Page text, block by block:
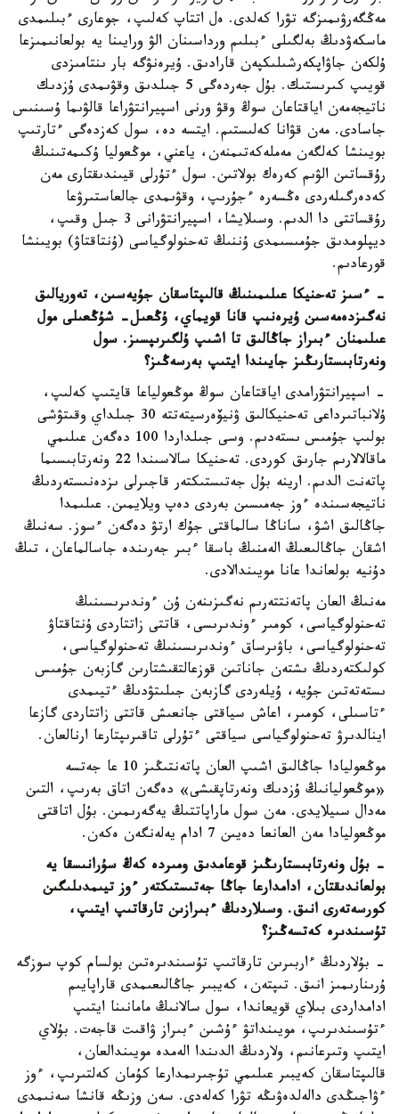
مەڭگەرۋىمىزگە تۋرا كەلدى. ەل اتتاپ كەلىپ، جوعارى ءبىلىمدى
ماسكەۋدىڭ بەلگىلى ءبىلىم ورداسىنان الۋ ورايىنا يە بولعانىمىزعا
ۇلكەن جاۋاپكەرشىلىكپەن قارادىق. ۇيرەنۋگە بار ىنتامىزدى
قويىپ كىرىستىك. بۇل جەردەگى 5 جىلدىق وقۋىمدى ۇزدىك
ناتيجەمەن اياقتاعان سوڭ وقۋ ورنى اسپيرانتۋراعا قالۋىما ۇسىنىس
جاسادى. مەن قۋانا كەلىستىم. ايتسە دە، سول كەزدەگى ءتارتىپ
بويىنشا كەلگەن مەملەكەتىمنەن، ياعني، موڭعوليا ۇكىمەتىنىڭ
رۇقساتىن الۋىم كەرەك بولاتىن. سول ءتۇرلى قيىندىقتارى مەن
كەدەرگىلەردى ەڭسەرە ءجۇرىپ، وقۋىمدى جالعاستىرۋعا
رۇقساتتى دا الدىم. وسىلايشا، اسپيرانتۋرانى 3 جىل وقىپ،
ديپلومدىق جۇمىسىمدى ۇننىڭ تەحنولوگياسى (ۇنتاقتاۋ) بويىنشا
قورعادىم.
- ءسىز تەحنيكا عىلىمىنىڭ قالىپتاسقان جۇيەسىن، تەوريالىق
نەگىزدەمەسىن ۇيرەنىپ قانا قويماي، ۇڭعىل- شۇڭعىلى مول
عىلىمنان ءبىراز جاڭالىق تا اشىپ ۇلگىرىپسىز. سول
ونەرتابىستارىڭىز جايىندا ايتىپ بەرسەڭىز؟
- اسپيرانتۋرامدى اياقتاعان سوڭ موڭعولياعا قايتىپ كەلىپ،
ۇلانباتىرداعى تەحنيكالىق ۋنيۆەرسيتەتتە 30 جىلداي وقىتۋشى
بولىپ جۇمىس ىستەدىم. وسى جىلداردا 100 دەگەن عىلىمي
ماقالالارىم جارىق كوردى. تەحنيكا سالاسىندا 22 ونەرتابىسىما
پاتەنت الدىم. ارينە بۇل جەتىستىكتەر قاجىرلى ىزدەنىستەردىڭ
ناتيجەسىندە ءوز جەمىسىن بەردى دەپ ويلايمىن. عىلىمدا
جاڭالىق اشۋ، ساناڭا سالماقتى جۇك ارتۋ دەگەن ءسوز. سەنىڭ
اشقان جاڭالىعىڭ الەمنىڭ باسقا ءبىر جەرىندە جاسالماعان، تىڭ
دۇنيە بولعاندا عانا مويىندالادى.
مەنىڭ العان پاتەنتتەرىم نەگىزىنەن ۇن ءوندىرىسىنىڭ
تەحنولوگياسى، كومىر ءوندىرىسى، قاتتى زاتتاردى ۇنتاقتاۋ
تەحنولوگياسى، باۋىرساق ءوندىرىسىنىڭ تەحنولوگياسى،
كولىكتەردىڭ ىشتەن جاناتىن قوزعالتقىشتارىن گازبەن جۇمىس
ىستەتەتىن جۇيە، ۇيلەردى گازبەن جىلىتۋدىڭ ءتيىمدى
ءتاسىلى، كومىر، اعاش سياقتى جانعىش قاتتى زاتتاردى گازعا
اينالدىرۋ تەحنولوگياسى سياقتى ءتۇرلى تاقىرىپتارعا ارنالعان.
موڭعوليادا جاڭالىق اشىپ العان پاتەنتىڭىز 10 عا جەتسە
«موڭعوليانىڭ ۇزدىك ونەرتاپقىشى» دەگەن اتاق بەرىپ، التىن
مەدال سىيلايدى. مەن سول ماراپاتتىڭ يەگەرىمىن. بۇل اتاقتى
موڭعوليادا مەن العانعا دەيىن 7 ادام يەلەنگەن ەكەن.
- بۇل ونەرتابىستارىڭىز قوعامدىق ومىردە كەڭ سۇرانىسقا يە
بولعاندىقتان، ادامدارعا جاڭا جەتىستىكتەر ءوز تيىمدىلىگىن
كورسەتەرى انىق. وسىلاردىڭ ءبىرازىن تارقاتىپ ايتىپ،
تۇسىندىرە كەتسەڭىز؟
- بۇلاردىڭ ءاربىرىن تارقاتىپ تۇسىندىرەتىن بولسام كوپ سوزگە
ۇرىنارىمىز انىق. تىپتەن، كەيبىر جاڭالىعىمدى قاراپايىم
ادامداردى بىلاي قويعاندا، سول سالانىڭ مامانىنا ايتىپ
ءتۇسىندىرىپ، مويىنداتۋ ءۇشىن ءبىراز ۋاقىت قاجەت. بۇلاي
ايتىپ وتىرعانىم، ولاردىڭ الدىندا الەمدە مويىندالعان،
قالىپتاسقان كەيبىر عىلىمي تۇجىرىمدارعا كۇمان كەلتىرىپ، ءوز
ءۋاجىڭدى دالەلدەۋىڭە تۋرا كەلەدى. سەن وزىڭە قانشا سەنىمدى